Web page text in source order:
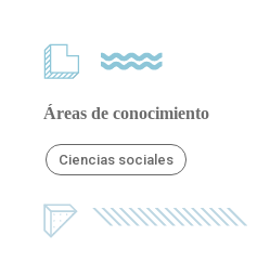
Áreas de conocimiento
Ciencias sociales